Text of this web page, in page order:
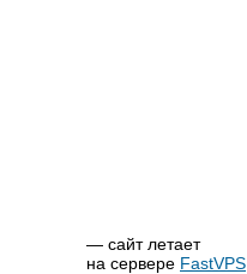
— сайт летает
на сервере FastVPS